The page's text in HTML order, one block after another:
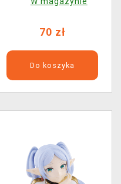
1989)
70 zł
Do koszyka